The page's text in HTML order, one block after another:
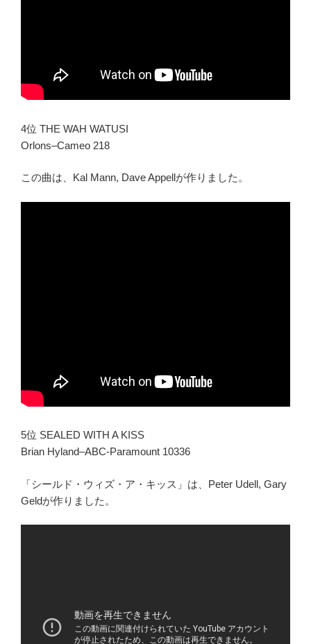
4位 THE WAH WATUSI
Orlons–Cameo 218
この曲は、Kal Mann, Dave Appellが作りました。
5位 SEALED WITH A KISS
Brian Hyland–ABC-Paramount 10336
「シールド・ウィズ・ア・キッス」は、Peter Udell, Gary
Geldが作りました。